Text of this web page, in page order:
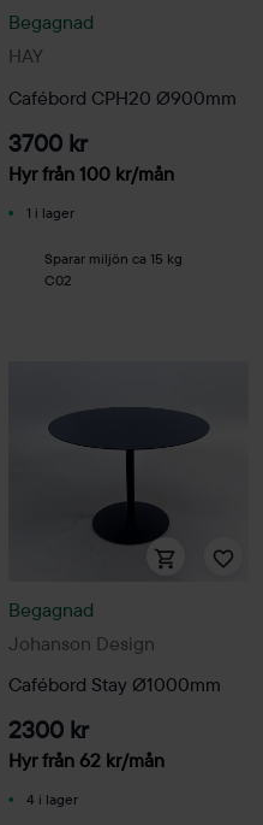
HAY
Begagnad
Cafébord CPH20 Ø900mm
3700 kr
Hyr från 100 kr/mån
1 i lager
Sparar miljön ca 15 kg
C02
Johanson Design
Begagnad
Cafébord Stay Ø1000mm
2300 kr
Hyr från 62 kr/mån
4 i lager